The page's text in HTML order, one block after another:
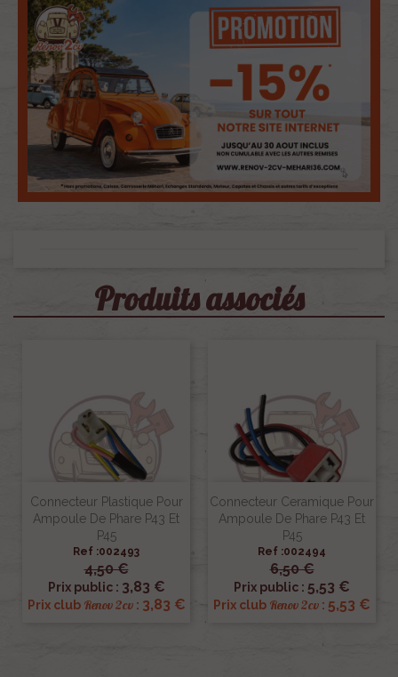
Produits associés
Connecteur Plastique Pour
Ampoule De Phare P43 Et
P45
Ref :002493
4,50 €
Prix public : 3,83 €
Prix club Renov 2cv: 3,83 €
Connecteur Ceramique Pour
Ampoule De Phare P43 Et
P45
Ref :002494
6,50 €
Prix public : 5,53 €
Prix club Renov 2cv : 5,53 €